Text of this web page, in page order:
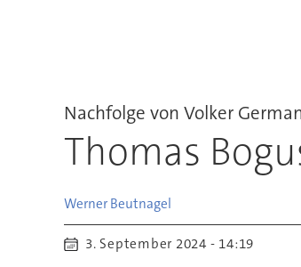
Nachfolge von Volker
Thomas
Werner Beutnagel
3. September 2024 - 14:19